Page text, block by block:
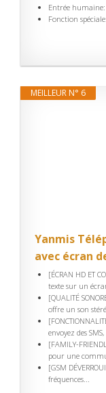
Entrée
Fonction
MEILLEUR N° 6
Yanmis
avec écran
[ÉCRAN HD ET
texte sur un
[QUALITÉ
offre un son
envoyez des
[FAMILY-
pour une
[GSM
fréquences...